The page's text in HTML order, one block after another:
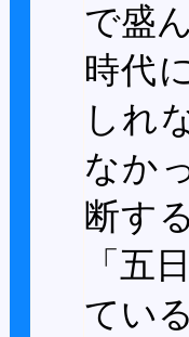
で盛
時代
しれ
なか
断す
「五
ている